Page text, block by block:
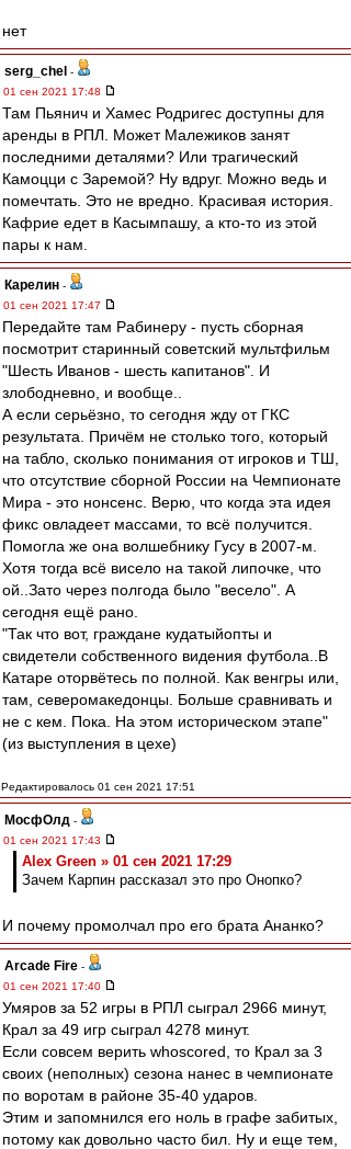
нет
serg_chel -
01 сен 2021 17:48
Там Пьянич и Хамес Родригес доступны для
аренды в РПЛ. Может Малежиков занят
последними деталями? Или трагический
Камоцци с Заремой? Ну вдруг. Можно ведь и
помечтать. Это не вредно. Красивая история.
Кафрие едет в Касымпашу, а кто-то из этой
пары к нам.
Карелин -
01 сен 2021 17:47
Передайте там Рабинеру - пусть сборная
посмотрит старинный советский мультфильм
"Шесть Иванов - шесть капитанов". И
злободневно, и вообще..
А если серьёзно, то сегодня жду от ГКС
результата. Причём не столько того, который
на табло, сколько понимания от игроков и ТШ,
что отсутствие сборной России на Чемпионате
Мира - это нонсенс. Верю, что когда эта идея
фикс овладеет массами, то всё получится.
Помогла же она волшебнику Гусу в 2007-м.
Хотя тогда всё висело на такой липочке, что
ой..Зато через полгода было "весело". А
сегодня ещё рано.
"Так что вот, граждане кудатыйопты и
свидетели собственного видения футбола..В
Катаре оторвётесь по полной. Как венгры или,
там, северомакедонцы. Больше сравнивать и
не с кем. Пока. На этом историческом этапе"
(из выступления в цехе)
Редактировалось 01 сен 2021 17:51
МосфОлд -
01 сен 2021 17:43
Alex Green » 01 сен 2021 17:29
Зачем Карпин рассказал это про Онопко?
И почему промолчал про его брата Ананко?
Arcade Fire -
01 сен 2021 17:40
Умяров за 52 игры в РПЛ сыграл 2966 минут,
Крал за 49 игр сыграл 4278 минут.
Если совсем верить whoscored, то Крал за 3
своих (неполных) сезона нанес в чемпионате
по воротам в районе 35-40 ударов.
Этим и запомнился его ноль в графе забитых,
потому как довольно часто бил. Ну и еще тем,